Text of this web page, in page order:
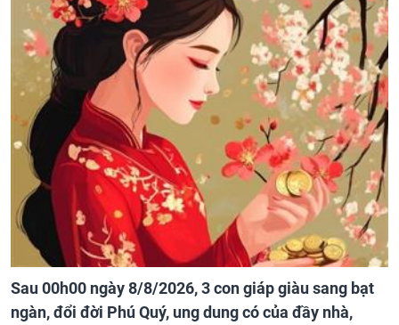
Sau 00h00 ngày 8/8/2026, 3 con giáp giàu sang bạt
ngàn, đổi đời Phú Quý, ung dung có của đầy nhà,